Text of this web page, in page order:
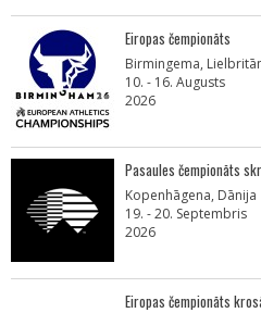
Eiropas čempionāts
Birmingema,
10. - 16. Augusts
2026
Pasaules čempionāts
Kopenhāgena, Dānija
19. - 20. Septembris
2026
Eiropas čempionāts